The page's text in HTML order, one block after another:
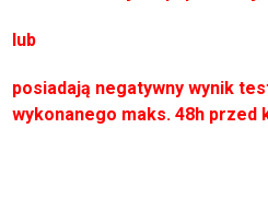
lub
posiadają negatywny wynik
wykonanego maks. 48h przed